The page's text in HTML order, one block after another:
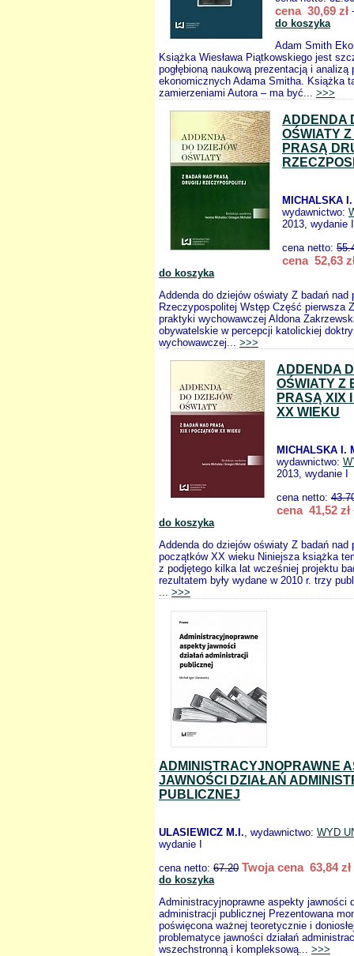
cena 30,69 zł
do koszyka
Adam Smith
Książka Wiesława Piątkowskiego jest
pogłębioną naukową prezentacją i analizą
ekonomicznych Adama Smitha. Książka
zamierzeniami Autora – ma być... >>>
ADDENDA
OŚWIATY
PRASĄ
MICHALSKA
wydawnictwo:
2013, wydanie I
cena netto:
cena 52,63
do koszyka
Addenda do dziejów oświaty Z badań nad
Rzeczypospolitej Wstęp Część pierwsza
praktyki wychowawczej Aldona
obywatelskie w percepcji katolickiej
wychowawczej... >>>
ADDENDA
OŚWIATY Z
PRASĄ XIX
XX WIEKU
MICHALSKA I.
wydawnictwo:
2013, wydanie I
cena netto:
cena 41,52 zł
do koszyka
Addenda do dziejów oświaty Z badań nad
początków XX wieku Niniejsza książka
z podjętego kilka lat wcześniej projektu
rezultatem były wydane w 2010 r. trzy
... >>>
ADMINISTRACYJNOPRAWNE
JAWNOŚCI DZIAŁAŃ
PUBLICZNEJ
ULASIEWICZ M.I., wydawnictwo: WYD
wydanie I
cena netto: 67.20 Twoja cena 63,84 zł
do koszyka
Administracyjnoprawne aspekty jawności
administracji publicznej Prezentowana
poświęcona ważnej teoretycznie i
problematyce jawności działań
wszechstronną i kompleksową... >>>